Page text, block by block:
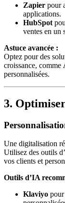
Zapier pour
applications.
HubSpot
ventes en un
Astuce avancée :
Optez pour des
croissance, comme
personnalisées.
3.
Une digitalisation
Utilisez des outils
vos clients et
Outils d’IA
Klaviyo pour